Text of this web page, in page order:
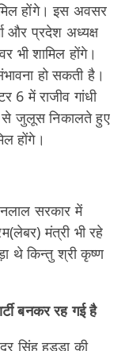
होंगे। इस अवसर
और प्रदेश अध्यक्ष
भी शामिल होंगे।
हो सकती है।
6 में राजीव गांधी
से जुलूस निकालते हुए
होंगे।
सरकार में
मंत्री भी रहे
थे किन्तु श्री कृष्ण
बनकर रह गई है
सिंह हुड्डा की